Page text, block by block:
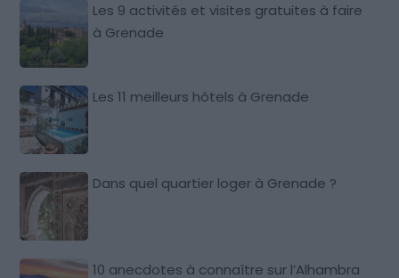
Les 9 activités et visites gratuites à faire
à Grenade
Les 11 meilleurs hôtels à Grenade
Dans quel quartier loger à Grenade ?
10 anecdotes à connaître sur l’Alhambra